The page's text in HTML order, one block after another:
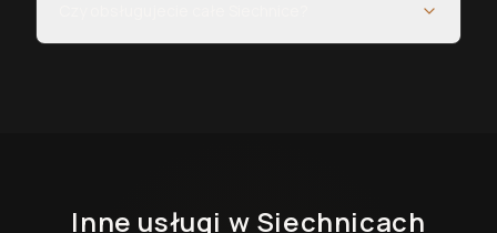
Inne usługi w Siechnicach